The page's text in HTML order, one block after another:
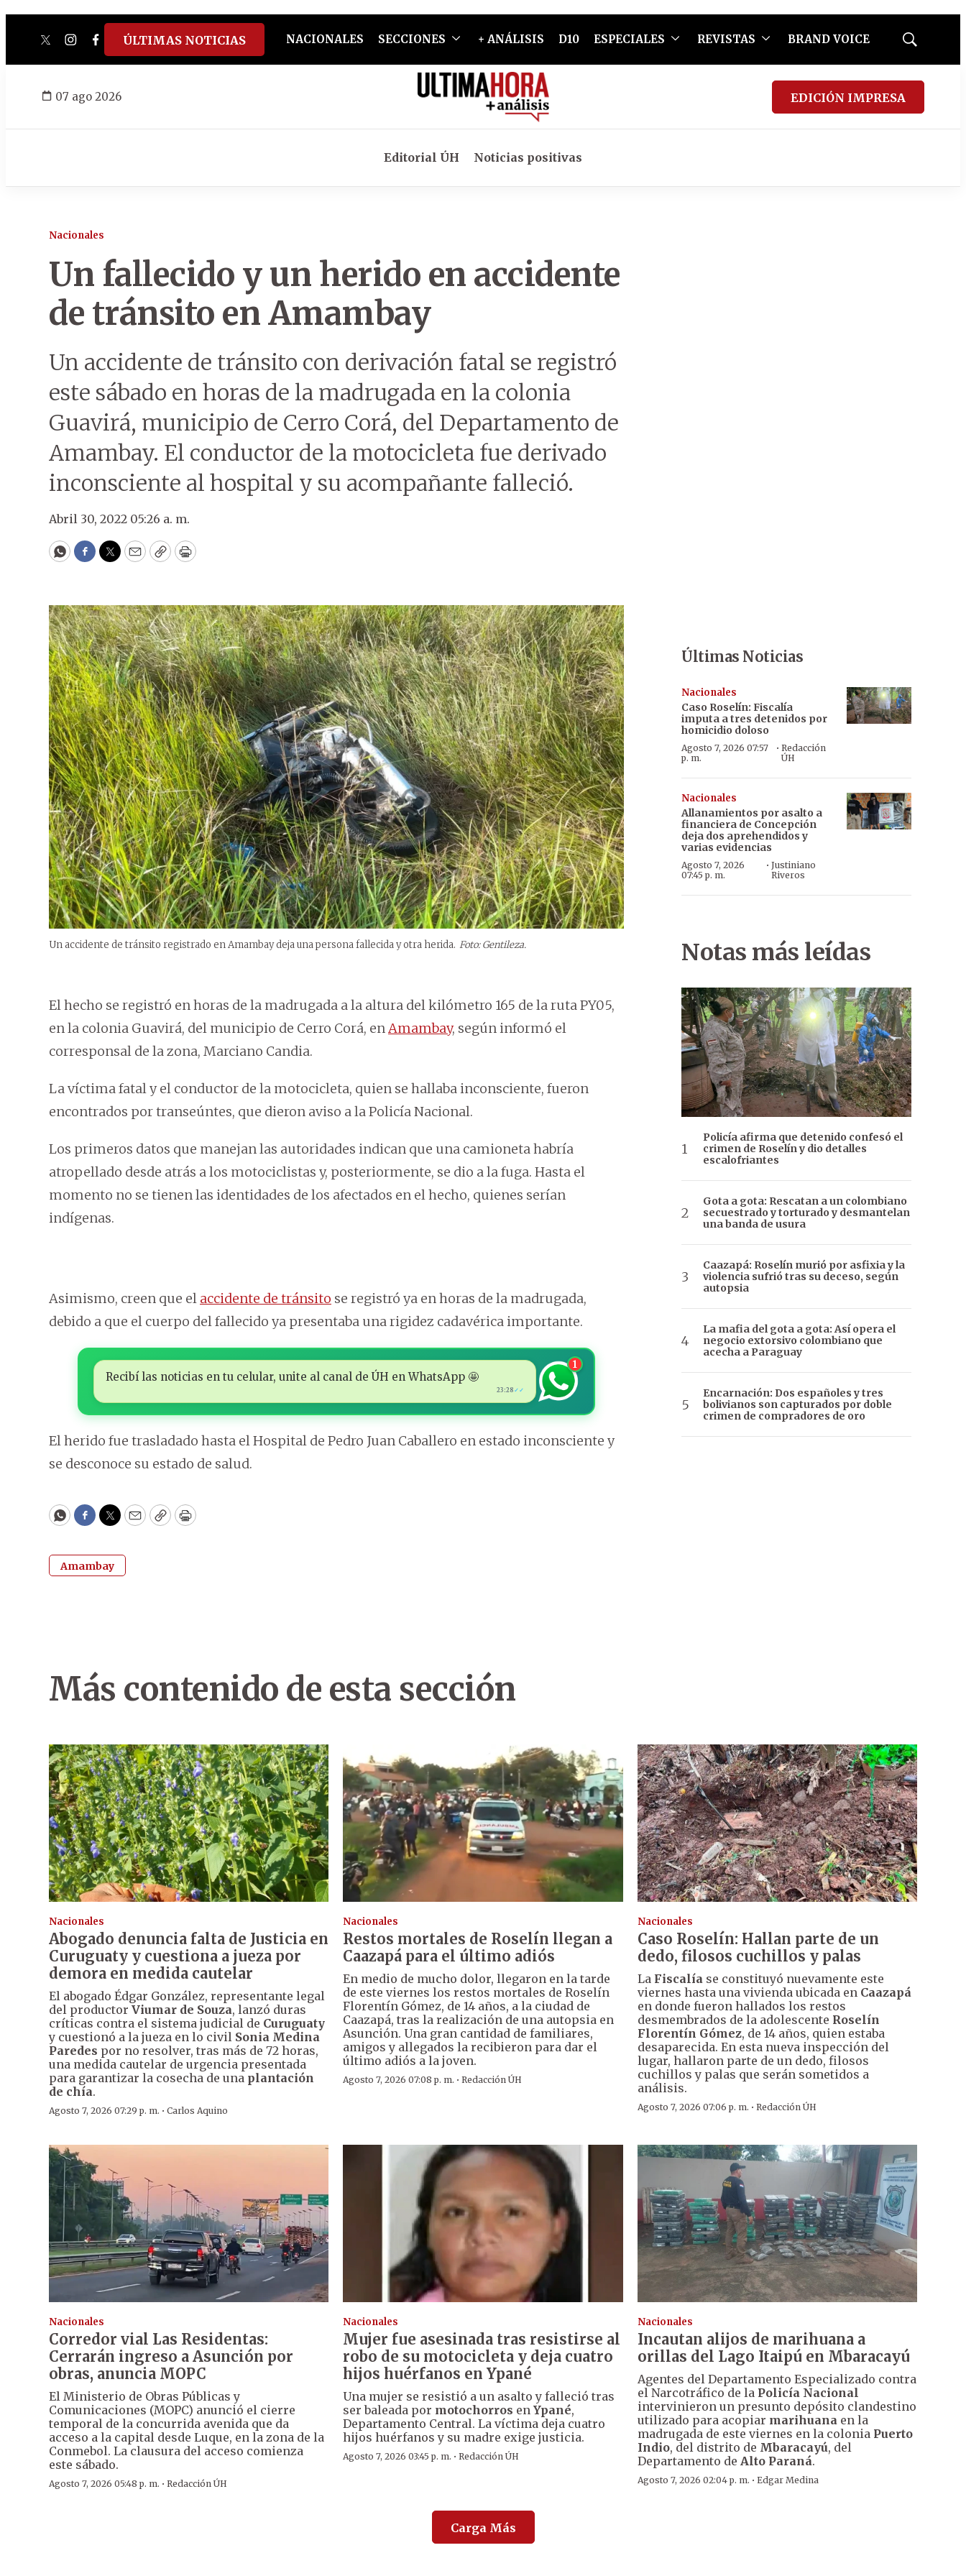
twitterinstagram
facebook
tiktokyoutube
spotify
ÚLTIMAS NOTICIAS NACIONALES SECCIONES + ANÁLISIS D10 ESPECIALES REVISTAS BRAND VOICE
Mostrar
07 ago 2026 EDICIÓN IMPRESA
Editorial ÚH Noticias positivas
Nacionales
Un fallecido y un herido en accidente
de tránsito en Amambay
Un accidente de tránsito con derivación fatal se registró
este sábado en horas de la madrugada en la colonia
Guavirá, municipio de Cerro Corá, del Departamento de
Amambay. El conductor de la motocicleta fue derivado
inconsciente al hospital y su acompañante falleció.
Abril 30, 2022 05:26 a. m.
WhatsApp
Facebook
Twitter
EmailCopyPrint
Un accidente de tránsito registrado en Amambay deja una persona fallecida y otra herida. Foto: Gentileza.
El hecho se registró en horas de la madrugada a la altura del kilómetro 165 de la ruta PY05,
en la colonia Guavirá, del municipio de Cerro Corá, enAmambay, según informó el
corresponsal de la zona, Marciano Candia.
La víctima fatal y el conductor de la motocicleta, quien se hallaba inconsciente, fueron
encontrados por transeúntes, que dieron aviso a la Policía Nacional.
Los primeros datos que manejan las autoridades indican que una camioneta habría
atropellado desde atrás a los motociclistas y, posteriormente, se dio a la fuga. Hasta el
momento no se tienen las identidades de los afectados en el hecho, quienes serían
indígenas.
Asimismo, creen que el accidente de tránsito se registró ya en horas de la madrugada,
debido a que el cuerpo del fallecido ya presentaba una rigidez cadavérica importante.
Recibí las noticias en tu celular, unite al canal de ÚH en WhatsApp 🤩
23:28 ✓✓
1
El herido fue trasladado hasta el Hospital de Pedro Juan Caballero en estado inconsciente y
se desconoce su estado de salud.
WhatsApp
Facebook
Twitter
EmailCopyPrint
Amambay
Últimas Noticias
Nacionales
Caso Roselín: Fiscalía
imputa a tres detenidos por
homicidio doloso
Agosto 7, 2026 07:57
p. m.
· Redacción
ÚH
Nacionales
Allanamientos por asalto a
financiera de Concepción
deja dos aprehendidos y
varias evidencias
Agosto 7, 2026
07:45 p. m.
·Justiniano
Riveros
Notas más leídas
Policía afirma que detenido confesó el
crimen de Roselín y dio detalles
escalofriantes
Gota a gota: Rescatan a un colombiano
secuestrado y torturado y desmantelan
una banda de usura
Caazapá: Roselín murió por asfixia y la
violencia sufrió tras su deceso, según
autopsia
La mafia del gota a gota: Así opera el
negocio extorsivo colombiano que
acecha a Paraguay
Encarnación: Dos españoles y tres
bolivianos son capturados por doble
crimen de compradores de oro
Más contenido de esta sección
Nacionales
Abogado denuncia falta de Justicia en
Curuguaty y cuestiona a jueza por
demora en medida cautelar
El abogado Édgar González, representante legal
del productor Viumar de Souza, lanzó duras
críticas contra el sistema judicial de Curuguaty
y cuestionó a la jueza en lo civil Sonia Medina
Paredes por no resolver, tras más de 72 horas,
una medida cautelar de urgencia presentada
para garantizar la cosecha de una plantación
de chía.
Agosto 7, 2026 07:29 p. m. · Carlos Aquino
Nacionales
Restos mortales de Roselín llegan a
Caazapá para el último adiós
En medio de mucho dolor, llegaron en la tarde
de este viernes los restos mortales de Roselín
Florentín Gómez, de 14 años, a la ciudad de
Caazapá, tras la realización de una autopsia en
Asunción. Una gran cantidad de familiares,
amigos y allegados la recibieron para dar el
último adiós a la joven.
Agosto 7, 2026 07:08 p. m. ·Redacción ÚH
Nacionales
Caso Roselín: Hallan parte de un
dedo, filosos cuchillos y palas
La Fiscalíase constituyó nuevamente este
viernes hasta una vivienda ubicada en Caazapá
en donde fueron hallados los restos
desmembrados de la adolescente Roselín
Florentín Gómez, de 14 años, quien estaba
desaparecida. En esta nueva inspección del
lugar, hallaron parte de un dedo, filosos
cuchillos y palas que serán sometidos a
análisis.
Agosto 7, 2026 07:06 p. m. · Redacción ÚH
Nacionales
Corredor vial Las Residentas:
Cerrarán ingreso a Asunción por
obras, anuncia MOPC
El Ministerio de Obras Públicas y
Comunicaciones (MOPC) anunció el cierre
temporal de la concurrida avenida que da
acceso a la capital desde Luque, en la zona de la
Conmebol. La clausura del acceso comienza
este sábado.
Agosto 7, 2026 05:48 p. m. · Redacción ÚH
Nacionales
Mujer fue asesinada tras resistirse al
robo de su motocicleta y deja cuatro
hijos huérfanos en Ypané
Una mujer se resistió a un asalto y falleció tras
ser baleada por motochorros enYpané,
Departamento Central. La víctima deja cuatro
hijos huérfanos y su madre exige justicia.
Agosto 7, 2026 03:45 p. m. ·Redacción ÚH
Nacionales
Incautan alijos de marihuana a
orillas del Lago Itaipú en Mbaracayú
Agentes del Departamento Especializado contra
el Narcotráfico de la Policía Nacional
intervinieron un presunto depósito clandestino
utilizado para acopiar marihuana en la
madrugada de este viernes en la colonia Puerto
Indio, del distrito de Mbaracayú, del
Departamento de Alto Paraná.
Agosto 7, 2026 02:04 p. m. · Edgar Medina
Carga Más